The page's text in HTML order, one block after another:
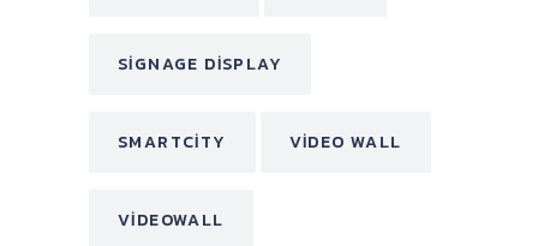
SIGNAGE DISPLAY
SMARTCITY VIDEO WALL
VIDEOWALL